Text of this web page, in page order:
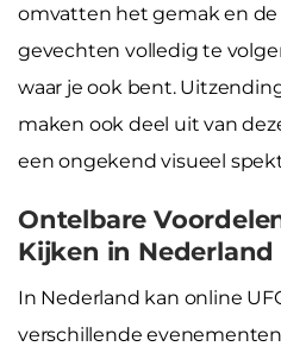
omvatten het gemak en
gevechten volledig te
waar je ook bent.
maken ook deel uit van
een ongekend visueel
Ontelbare
Kijken in Nederland
In Nederland kan online
verschillende